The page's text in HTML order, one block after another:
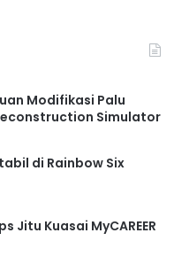
Modifikasi Palu
Simulator
di Rainbow Six
Jitu Kuasai MyCAREER